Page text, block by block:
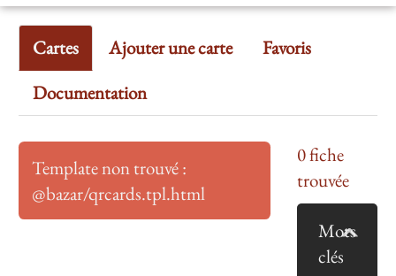
Cartes Ajouter une carte
Favoris
Documentation
0fiche
trouvée
Mots
clés
Template non trouvé :
@bazar/qrcards.tpl.html